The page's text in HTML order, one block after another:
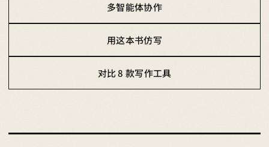
多智能体协作
用这本书仿写
对比 8 款写作工具